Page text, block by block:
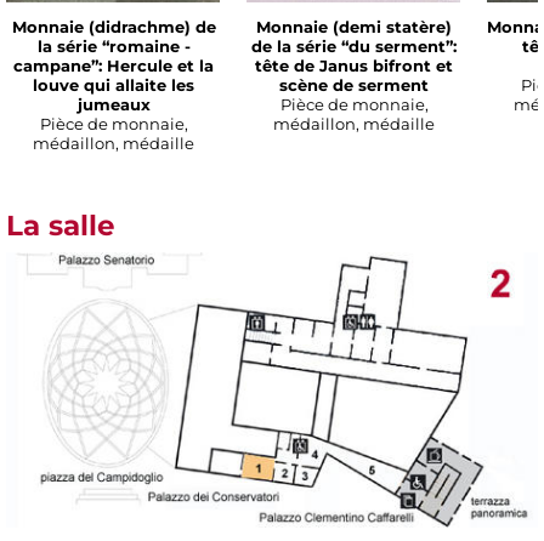
Monnaie (didrachme) de
la série “romaine -
campane”: Hercule et la
louve qui allaite les
jumeaux
Pièce de monnaie,
médaillon, médaille
Monnaie (demi statère)
de la série “du serment”:
tête de Janus bifront et
scène de serment
Pièce de monnaie,
médaillon, médaille
La salle